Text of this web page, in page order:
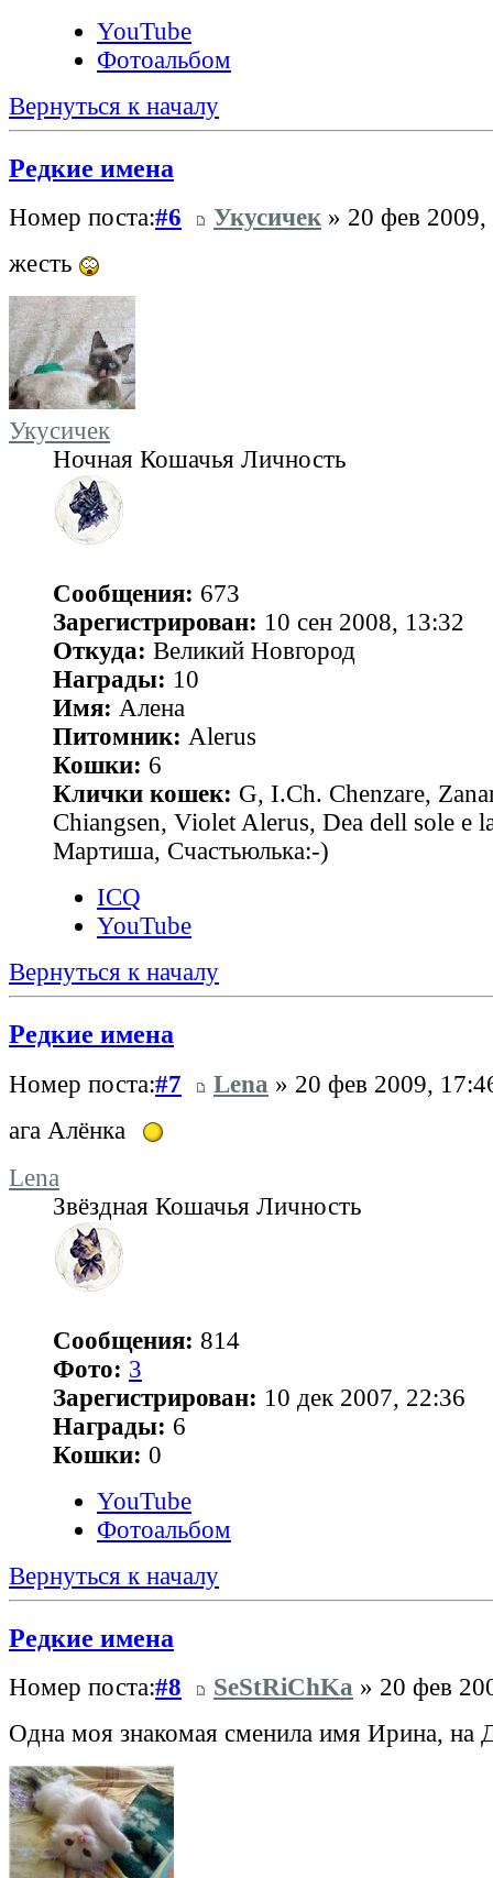
YouTube
Фотоальбом
Вернуться к началу
Редкие имена
Номер поста:#6 Укусичек» 20 фев 2009,
жесть
Укусичек
Ночная Кошачья Личность
Сообщения: 673
Зарегистрирован: 10 сен 2008, 13:32
Откуда: Великий Новгород
Награды: 10
Имя: Алена
Питомник: Alerus
Кошки: 6
Клички кошек: G, I.Ch. Chenzare,
Chiangsen, Violet Alerus, Dea dell sole e
Мартиша, Счастьюлька:-)
ICQ
YouTube
Вернуться к началу
Редкие имена
Номер поста:#7 Lena » 20 фев 2009,
ага Алёнка
Lena
Звёздная Кошачья Личность
Сообщения: 814
Фото: 3
Зарегистрирован: 10 дек 2007, 22:36
Награды: 6
Кошки: 0
YouTube
Фотоальбом
Вернуться к началу
Редкие имена
Номер поста:#8 SeStRiChKa » 20 фев
Одна моя знакомая сменила имя Ирина, на